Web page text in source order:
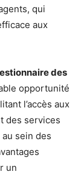
qui
aux
des
opportunité
l’accès aux
des services
sein des
un